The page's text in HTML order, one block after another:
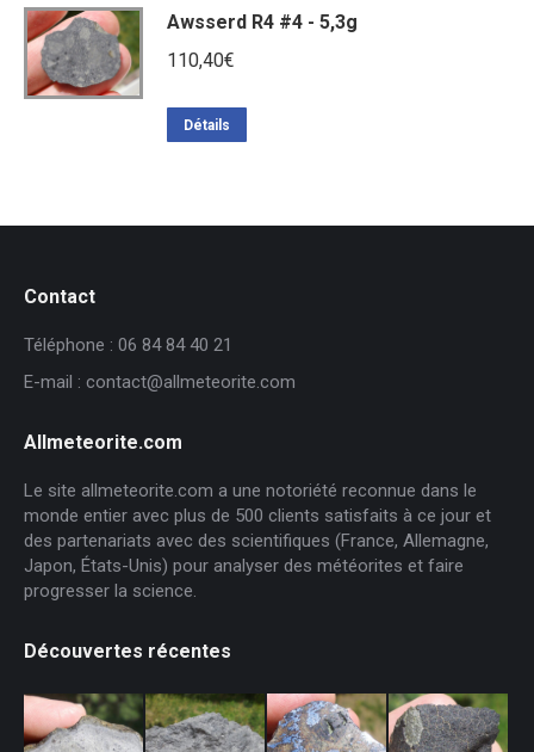
Awsserd R4 #4 - 5,3g
110,40€
Détails
Contact
Téléphone : 06 84 84 40 21
E-mail : contact@allmeteorite.com
Allmeteorite.com
Le site allmeteorite.com a une notoriété reconnue dans le
monde entier avec plus de 500 clients satisfaits à ce jour et
des partenariats avec des scientifiques (France, Allemagne,
Japon, États-Unis) pour analyser des météorites et faire
progresser la science.
Découvertes récentes